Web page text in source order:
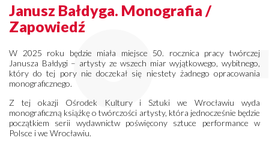
Janusz Bałdyga. Monografia /
Zapowiedź
W 2025 roku będzie miała miejsce 50. rocznica pracy twórczej
Janusza Bałdygi – artysty ze wszech miar wyjątkowego, wybitnego,
który do tej pory nie doczekał się niestety żadnego opracowania
monograficznego.
Z tej okazji Ośrodek Kultury i Sztuki we Wrocławiu wyda
monograficzną książkę o twórczości artysty, która jednocześnie będzie
początkiem serii wydawnictw poświęcony sztuce performance w
Polsce i we Wrocławiu.